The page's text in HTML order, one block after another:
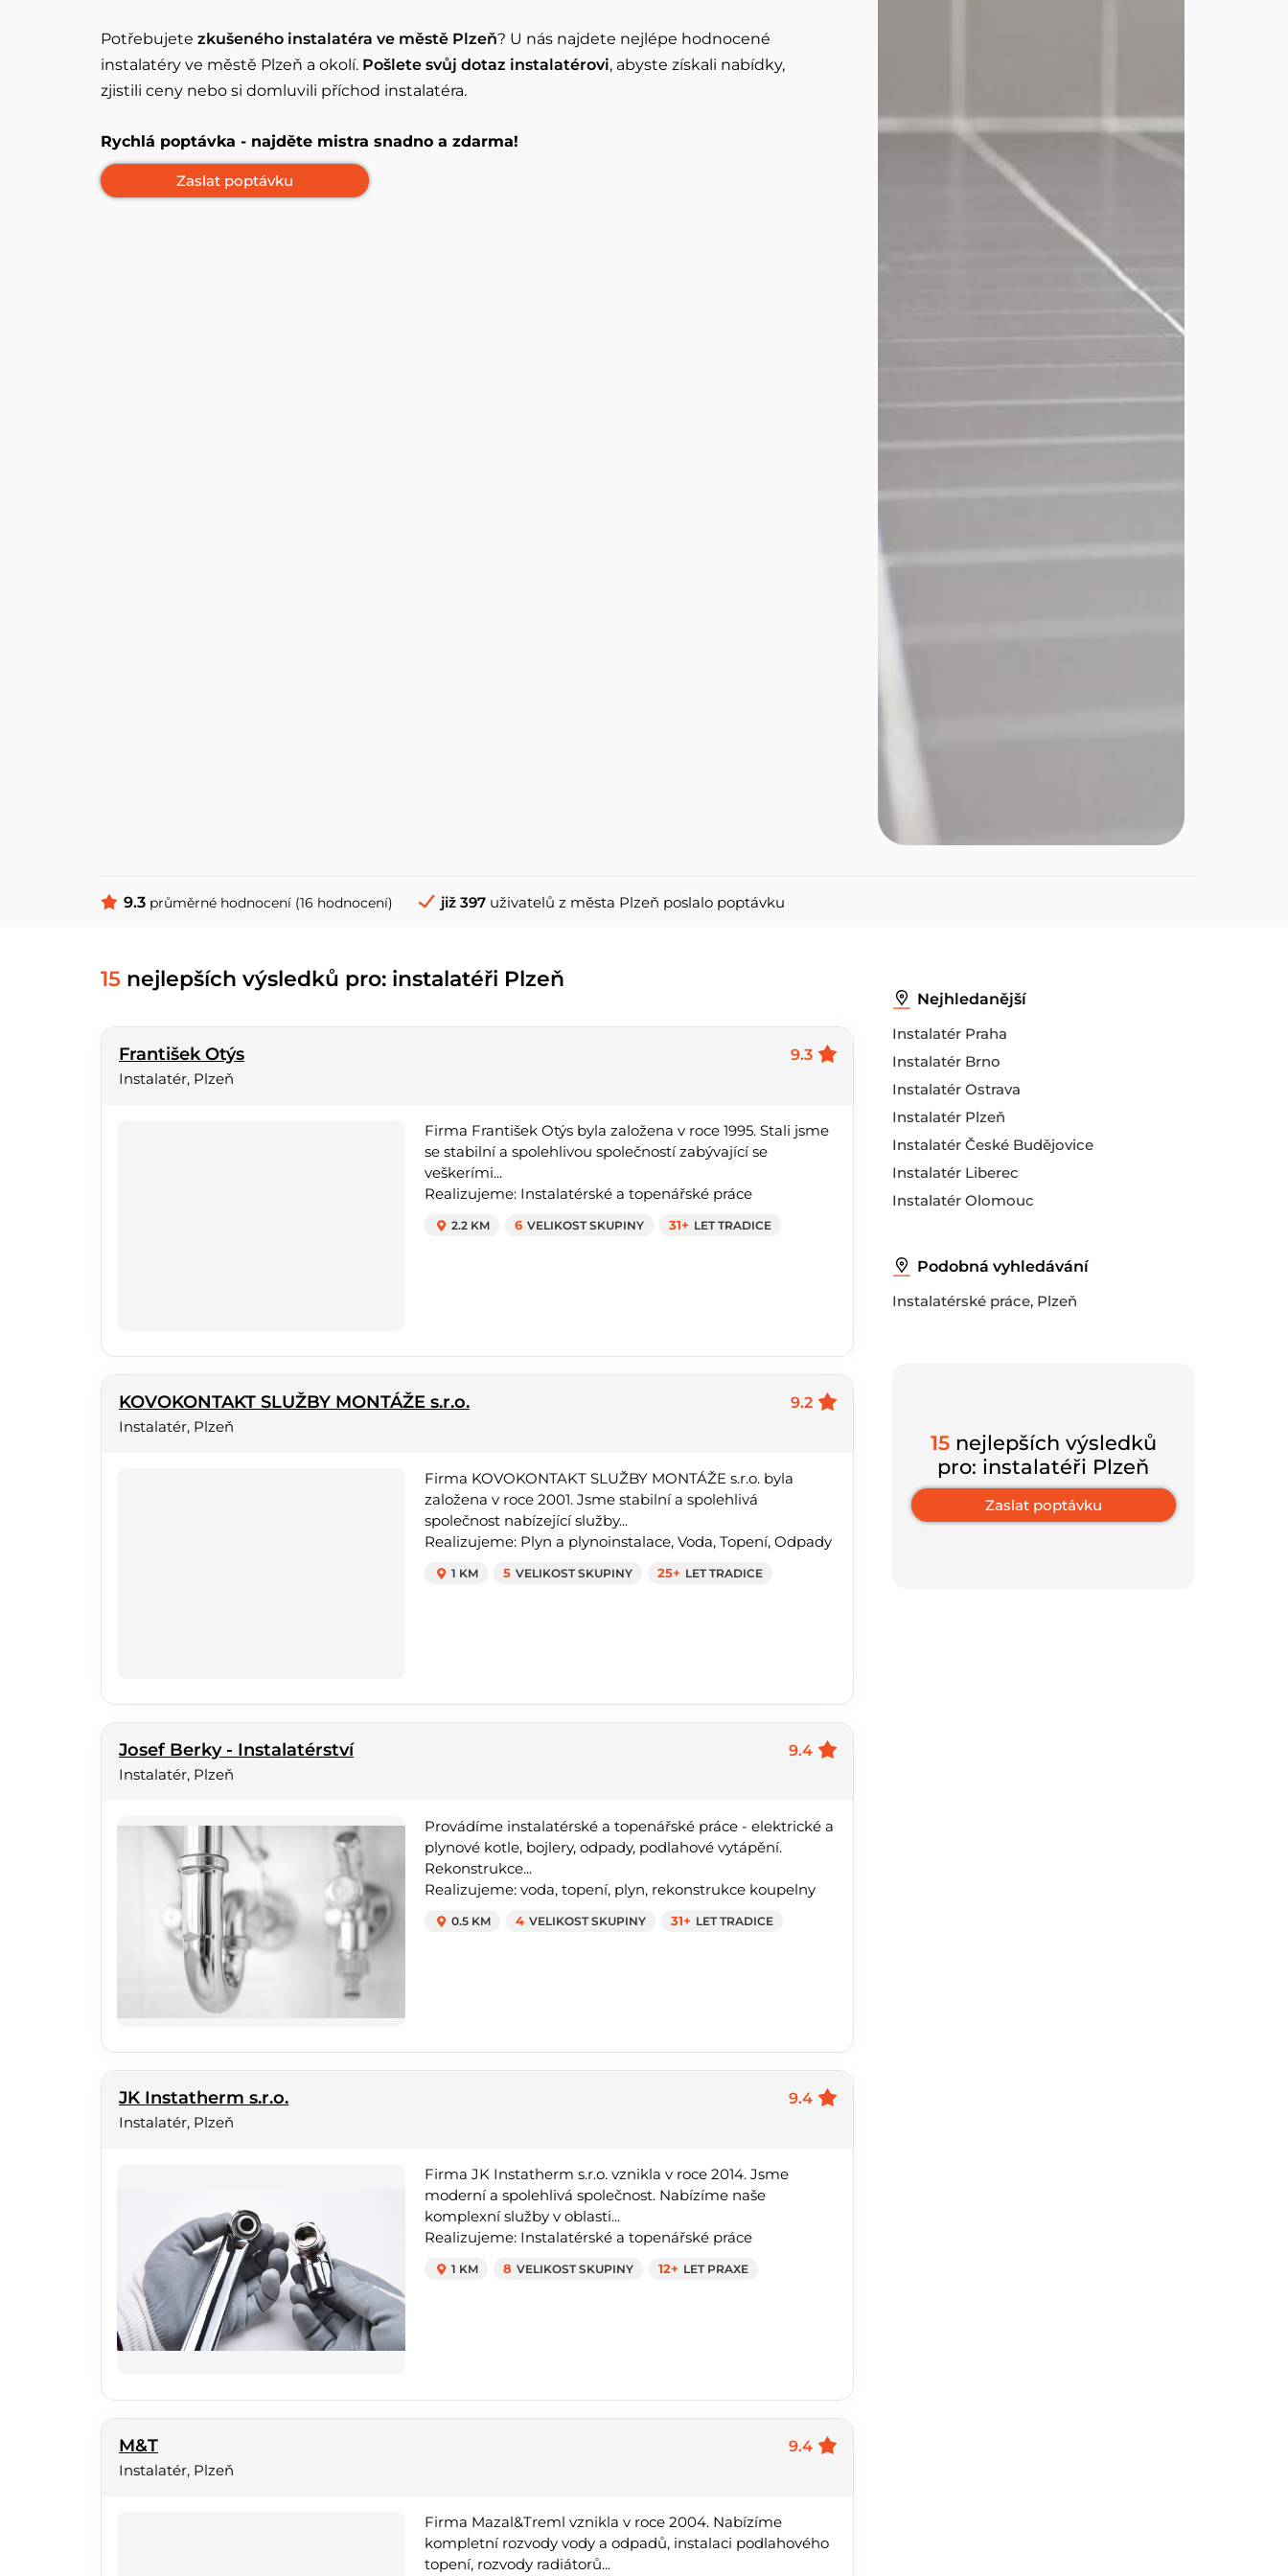
Potřebujete zkušeného instalatéra ve městě Plzeň? U nás najdete nejlépe hodnocené
instalatéry ve městě Plzeň a okolí. Pošlete svůj dotaz instalatérovi, abyste získali nabídky,
zjistili ceny nebo si domluvili příchod instalatéra.
Rychlá poptávka - najděte mistra snadno a zdarma!
9.3 průměrné hodnocení (16 hodnocení) již 397 uživatelů z města Plzeň poslalo poptávku
15 nejlepších výsledků pro: instalatéři Plzeň
František Otýs
9.3
Instalatér, Plzeň
Firma František Otýs byla založena v roce 1995. Stali jsme
se stabilní a spolehlivou společností zabývající se
veškerími...
Realizujeme: Instalatérské a topenářské práce
2.2 KM 6 VELIKOST SKUPINY 31+ LET TRADICE
KOVOKONTAKT SLUŽBY MONTÁŽE s.r.o.
9.2
Instalatér, Plzeň
Firma KOVOKONTAKT SLUŽBY MONTÁŽE s.r.o. byla
založena v roce 2001. Jsme stabilní a spolehlivá
společnost nabízející služby...
Realizujeme: Plyn a plynoinstalace, Voda, Topení, Odpady
1 KM 5 VELIKOST SKUPINY 25+ LET TRADICE
Josef Berky - Instalatérství
9.4
Instalatér, Plzeň
Provádíme instalatérské a topenářské práce - elektrické a
plynové kotle, bojlery, odpady, podlahové vytápění.
Rekonstrukce...
Realizujeme: voda, topení, plyn, rekonstrukce koupelny
0.5 KM 4 VELIKOST SKUPINY 31+ LET TRADICE
JK Instatherm s.r.o.
9.4
Instalatér, Plzeň
Firma JK Instatherm s.r.o. vznikla v roce 2014. Jsme
moderní a spolehlivá společnost. Nabízíme naše
komplexní služby v oblasti...
Realizujeme: Instalatérské a topenářské práce
1 KM 8 VELIKOST SKUPINY 12+ LET PRAXE
M&T
9.4
Instalatér, Plzeň
Firma Mazal&Treml vznikla v roce 2004. Nabízíme
kompletní rozvody vody a odpadů, instalaci podlahového
topení, rozvody radiátorů...
Nejhledanější
Instalatér Praha
Instalatér Brno
Instalatér Ostrava
Instalatér Plzeň
Instalatér České Budějovice
Instalatér Liberec
Instalatér Olomouc
Podobná vyhledávání
Instalatérské práce, Plzeň
15nejlepších výsledků
pro: instalatéři Plzeň